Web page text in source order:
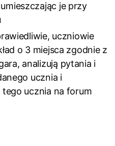
je przy
uczniowie
o 3 miejsca zgodnie z
analizują pytania i
ucznia i
ucznia na forum